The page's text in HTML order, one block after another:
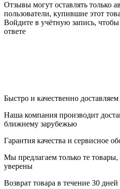
Отзывы могут оставлять только
пользователи, купившие этот
Войдите в учётную запись,
ответе
Быстро и качественно доставляем
Наша компания производит
ближнему зарубежью
Гарантия качества и сервисное
Мы предлагаем только те
уверены
Возврат товара в течение 30 дней